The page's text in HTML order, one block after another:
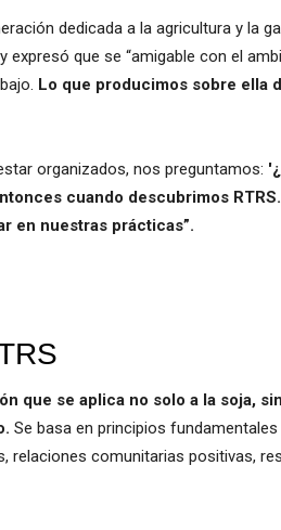
dedicada a la agricultura y la
que se “amigable con el
Lo que producimos sobre ella
organizados, nos preguntamos:
cuando descubrimos
en nuestras prácticas”.
que se aplica no solo a la soja,
Se basa en principios
relaciones comunitarias positivas,